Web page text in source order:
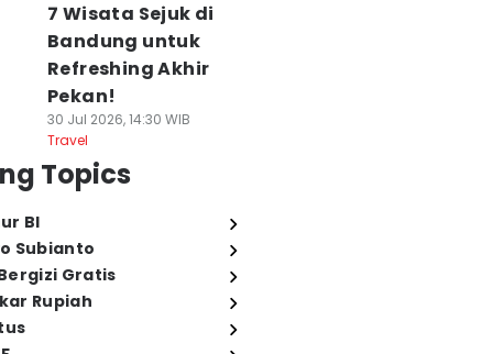
7 Wisata Sejuk di
Bandung untuk
Refreshing Akhir
Pekan!
30 Jul 2026, 14:30 WIB
Travel
Topics
BI
Subianto
Gratis
Rupiah